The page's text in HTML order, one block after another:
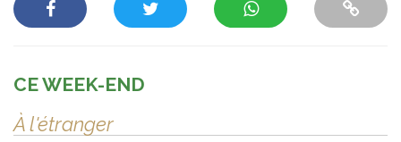
CE WEEK-END
À l'étranger